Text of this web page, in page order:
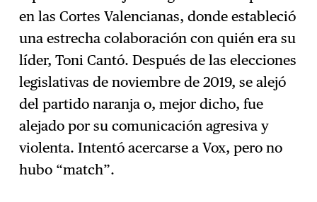
en las Cortes Valencianas, donde estableció
una estrecha colaboración con quién era su
líder, Toni Cantó. Después de las elecciones
legislativas de noviembre de 2019, se alejó
del partido naranja o, mejor dicho, fue
alejado por su comunicación agresiva y
violenta. Intentó acercarse a Vox, pero no
hubo “match”.